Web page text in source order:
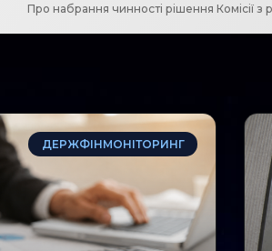
ДЕРЖФІНМОНІТОРИНГ